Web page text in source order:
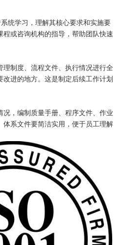
统学习，理解其核心要求和实施要
程或咨询机构的指导，帮助团队快速
理制度、流程文件、执行情况进行全
进的地方。这是制定后续工作计划
，编制质量手册、程序文件、作业
系文件要简洁实用，便于员工理解